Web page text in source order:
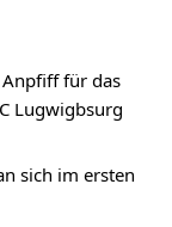
für das
Lugwigbsurg
sich im ersten